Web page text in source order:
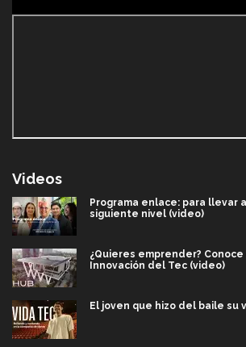
Videos
Programa enlace: para llevar
siguiente nivel (video)
¿Quieres emprender?
Innovación del Tec (video)
El joven que hizo del baile su